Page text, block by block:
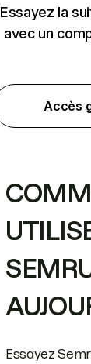
Essayez la
avec un
Accès
Essayez